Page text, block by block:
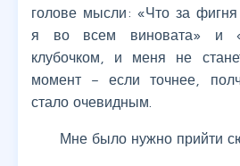
голове мысли: «Что за фигня
я во всем виновата» и
клубочком, и меня не
момент – если точнее,
стало очевидным.
Мне было нужно прийти